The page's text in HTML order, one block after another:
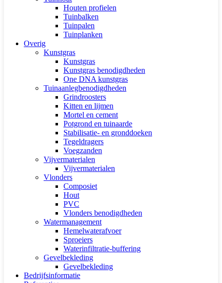
Houten profielen
Tuinbalken
Tuinpalen
Tuinplanken
Overig
Kunstgras
Kunstgras
Kunstgras benodigdheden
One DNA kunstgras
Tuinaanlegbenodigdheden
Grindroosters
Kitten en lijmen
Mortel en cement
Potgrond en tuinaarde
Stabilisatie- en gronddoeken
Tegeldragers
Voegzanden
Vijvermaterialen
Vijvermaterialen
Vlonders
Composiet
Hout
PVC
Vlonders benodigdheden
Watermanagement
Hemelwaterafvoer
Sproeiers
Waterinfiltratie-buffering
Gevelbekleding
Gevelbekleding
Bedrijfsinformatie